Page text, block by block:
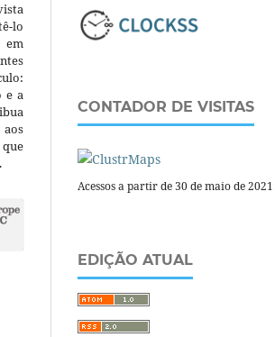
lo
em
e a
CONTADOR DE VISITAS
Acessos a partir de 30 de maio de 2021
EDIÇÃO ATUAL